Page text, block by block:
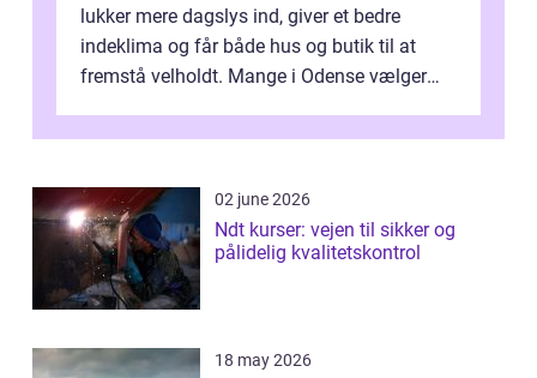
lukker mere dagslys ind, giver et bedre
indeklima og får både hus og butik til at
fremstå velholdt. Mange i Odense vælger
02 june 2026
Ndt kurser: vejen til sikker og
pålidelig kvalitetskontrol
18 may 2026